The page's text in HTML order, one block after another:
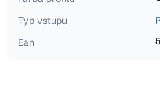
Typ vstupu
Ean